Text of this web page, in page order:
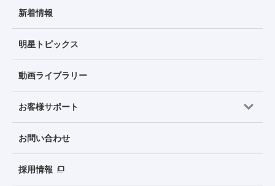
新着情報
明星トピックス
動画ライブラリー
お客様サポート
お問い合わせ
採用情報